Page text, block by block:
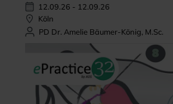
12.09.26 - 12.09.26
Köln
PD Dr. Amelie Bäumer-König, M.Sc.